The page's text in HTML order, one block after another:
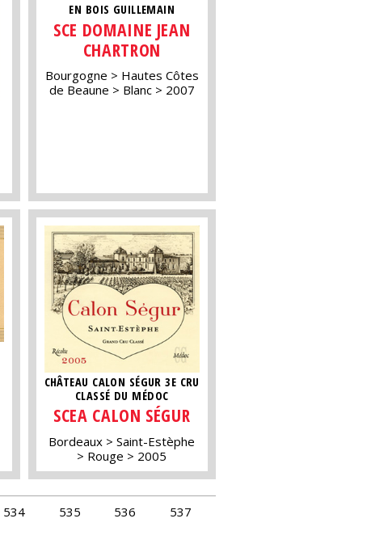
EN BOIS GUILLEMAIN
SCE DOMAINE JEAN
CHARTRON
Bourgogne
Hautes Côtes
de Beaune
Blanc 2007
CHÂTEAU CALON SÉGUR 3E CRU
CLASSÉ DU MÉDOC
SCEA CALON SÉGUR
Bordeaux
Saint-Estèphe
Rouge
2005
534 535 536
537